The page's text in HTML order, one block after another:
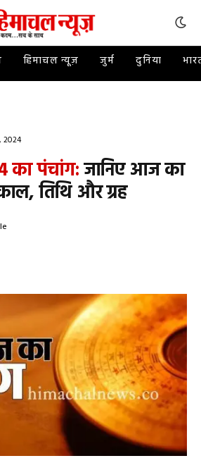
हिमाचल न्यूज़ जुर्म दुनिया
का पंचांग:जानिए आज का
तिथि और ग्रह